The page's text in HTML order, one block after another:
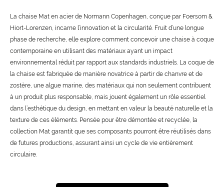
La chaise Mat en acier de Normann Copenhagen, conçue par Foersom &
Hiort-Lorenzen, incarne l’innovation et la circularité. Fruit d’une longue
phase de recherche, elle explore comment concevoir une chaise à coque
contemporaine en utilisant des matériaux ayant un impact
environnemental réduit par rapport aux standards industriels. La coque de
la chaise est fabriquée de manière novatrice à partir de chanvre et de
zostère, une algue marine, des matériaux qui non seulement contribuent
à un produit plus responsable, mais jouent également un rôle essentiel
dans l’esthétique du design, en mettant en valeur la beauté naturelle et la
texture de ces éléments. Pensée pour être démontée et recyclée, la
collection Mat garantit que ses composants pourront être réutilisés dans
de futures productions, assurant ainsi un cycle de vie entièrement
circulaire.